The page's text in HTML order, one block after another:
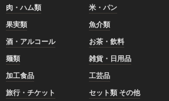
肉・ハム類 米・パン
果実類
魚介類
酒・アルコール
お茶・飲料
麺類
雑貨・日用品
加工食品
工芸品
旅行・チケット
セット類 その他